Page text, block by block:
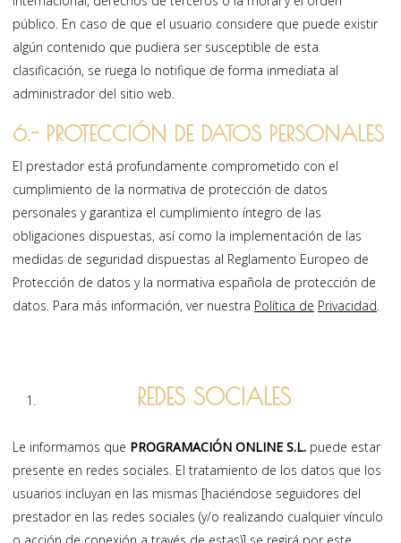
público. En caso de que el usuario considere que puede existir
algún contenido que pudiera ser susceptible de esta
clasificación, se ruega lo notifique de forma inmediata al
administrador del sitio web.
6.- PROTECCIÓN DE DATOS PERSONALES
El prestador está profundamente comprometido con el
cumplimiento de la normativa de protección de datos
personales y garantiza el cumplimiento íntegro de las
obligaciones dispuestas, así como la implementación de las
medidas de seguridad dispuestas al Reglamento Europeo de
Protección de datos y la normativa española de protección de
datos. Para más información, ver nuestra Política de Privacidad.
REDES SOCIALES
Le informamos que PROGRAMACIÓN ONLINE S.L. puede estar
presente en redes sociales. El tratamiento de los datos que los
usuarios incluyan en las mismas [haciéndose seguidores del
prestador en las redes sociales (y/o realizando cualquier vínculo